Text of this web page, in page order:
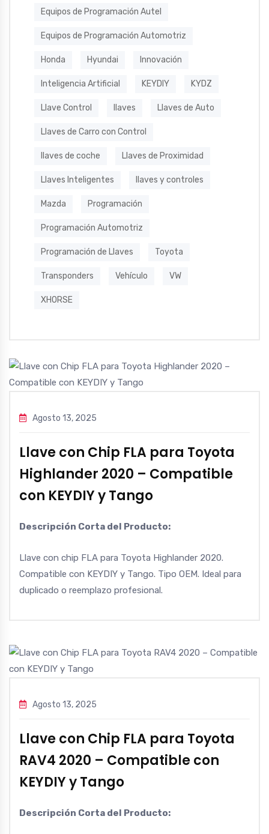
Equipos de Programación Autel
Equipos de Programación Automotriz
Honda Hyundai Innovación
Inteligencia Artificial KEYDIY KYDZ
Llave Control llaves Llaves de Auto
Llaves de Carro con Control
llaves de coche Llaves de Proximidad
Llaves Inteligentes llaves y controles
Mazda Programación
Programación Automotriz
Programación de Llaves Toyota
Transponders Vehículo VW
XHORSE
Agosto 13, 2025
Llave con Chip FLA para Toyota
Highlander 2020 – Compatible
con KEYDIY y Tango
Descripción Corta del Producto:
Llave con chip FLA para Toyota Highlander 2020.
Compatible con KEYDIY y Tango. Tipo OEM. Ideal para
duplicado o reemplazo profesional.
Agosto 13, 2025
Llave con Chip FLA para Toyota
RAV4 2020 – Compatible con
KEYDIY y Tango
Descripción Corta del Producto: